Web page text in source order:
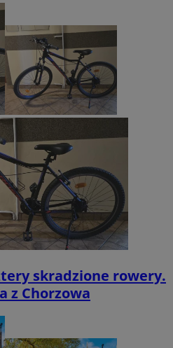
skradzione rowery.
z Chorzowa